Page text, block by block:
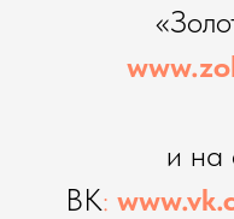
и на
ВК: